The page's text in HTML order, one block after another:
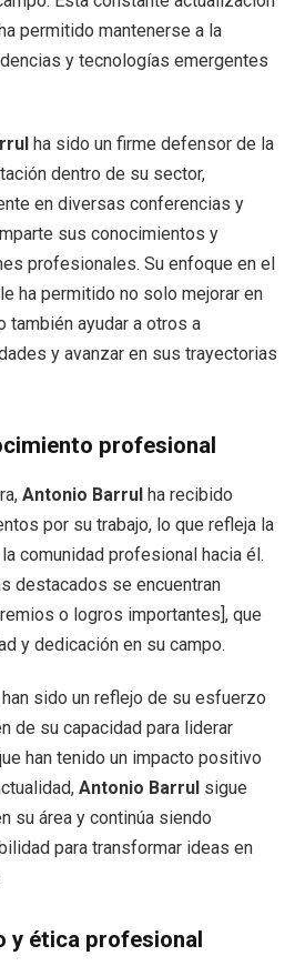
permitido mantenerse a la
y tecnologías emergentes
ha sido un firme defensor de la
dentro de su sector,
en diversas conferencias y
sus conocimientos y
profesionales. Su enfoque en el
ha permitido no solo mejorar en
también ayudar a otros a
y avanzar en sus trayectorias
profesional
Antonio Barrul ha recibido
por su trabajo, lo que refleja la
comunidad profesional hacia él.
destacados se encuentran
o logros importantes], que
y dedicación en su campo.
sido un reflejo de su esfuerzo
de su capacidad para liderar
han tenido un impacto positivo
Antonio Barrul sigue
su área y continúa siendo
para transformar ideas en
y ética profesional